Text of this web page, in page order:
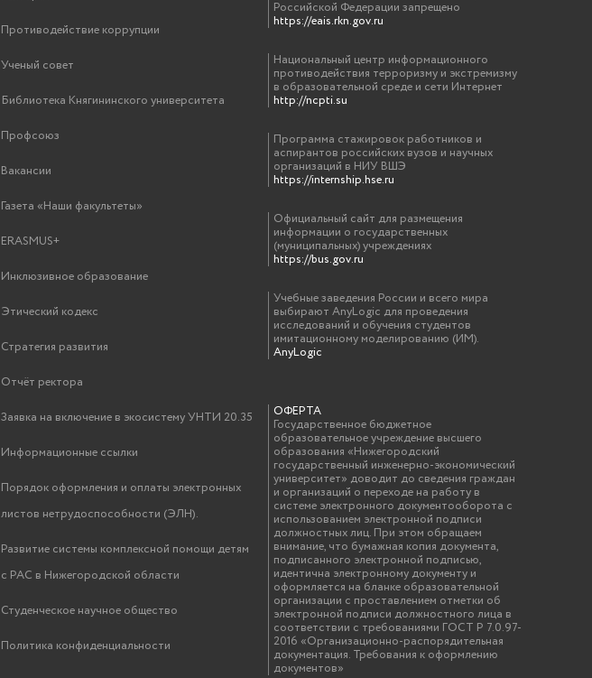
Противодействие коррупции
Ученый совет
Библиотека Княгининского университета
Профсоюз
Вакансии
Газета «Наши факультеты»
ERASMUS+
Инклюзивное образование
Этический кодекс
Стратегия развития
Отчёт ректора
Заявка на включение в экосистему УНТИ 20.35
Информационные ссылки
Порядок оформления и оплаты электронных
листов нетрудоспособности (ЭЛН).
Развитие системы комплексной помощи детям
с РАС в Нижегородской области
Студенческое научное общество
Политика конфиденциальности
Российской Федерации запрещено
https://eais.rkn.gov.ru
Национальный центр информационного
противодействия терроризму и экстремизму
в образовательной среде и сети Интернет
http://ncpti.su
Программа стажировок работников и
аспирантов российских вузов и научных
организаций в НИУ ВШЭ
https://internship.hse.ru
Официальный сайт для размещения
информации о государственных
(муниципальных) учреждениях
https://bus.gov.ru
Учебные заведения России и всего мира
выбирают AnyLogic для проведения
исследований и обучения студентов
имитационному моделированию (ИМ).
AnyLogic
ОФЕРТА
Государственное бюджетное
образовательное учреждение высшего
образования «Нижегородский
государственный инженерно-экономический
университет» доводит до сведения граждан
и организаций о переходе на работу в
системе электронного документооборота с
использованием электронной подписи
должностных лиц. При этом обращаем
внимание, что бумажная копия документа,
подписанного электронной подписью,
идентична электронному документу и
оформляется на бланке образовательной
организации с проставлением отметки об
электронной подписи должностного лица в
соответствии с требованиями ГОСТ Р 7.0.97-
2016 «Организационно-распорядительная
документация. Требования к оформлению
документов»